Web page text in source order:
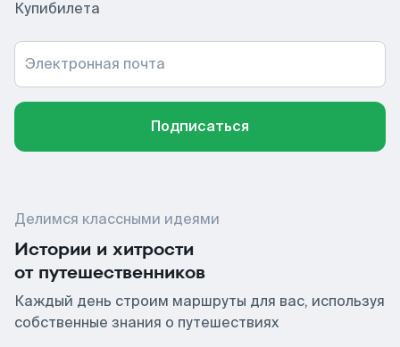
Купибилета
Электронная почта
Подписаться
Делимся классными идеями
Истории и хитрости
от путешественников
Каждый день строим маршруты для вас, используя
собственные знания о путешествиях